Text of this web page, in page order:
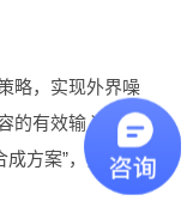
略，实现外界噪
的有效输入并完
成方案”，实现毫